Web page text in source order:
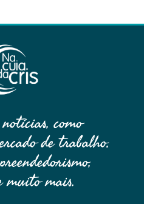
como
de trabalho,
muito mais.